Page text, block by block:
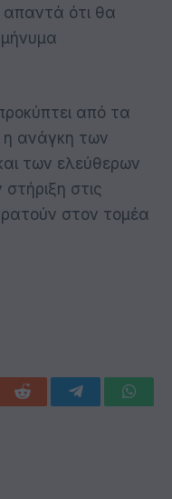
απαντά ότι θα
μήνυμα
από τα
η ανάγκη των
των ελεύθερων
στις
στον τομέα
Reddit Telegram